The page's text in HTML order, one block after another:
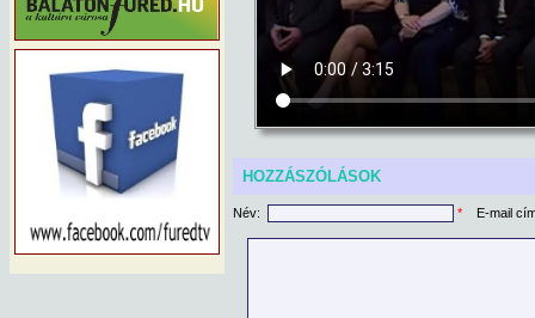
HOZZÁSZÓLÁSOK
Név: * E-mail